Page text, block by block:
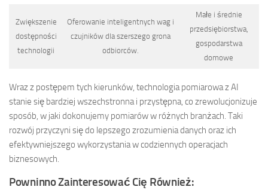
Zwiększenie
dostępności
technologii
Oferowanie inteligentnych wag i
czujników dla szerszego grona
odbiorców.
Małe i średnie
przedsiębiorstwa,
gospodarstwa
domowe
Wraz z postępem tych kierunków, technologia pomiarowa z AI
stanie się bardziej wszechstronna i przystępna, co zrewolucjonizuje
sposób, w jaki dokonujemy pomiarów w różnych branżach. Taki
rozwój przyczyni się do lepszego zrozumienia danych oraz ich
efektywniejszego wykorzystania w codziennych operacjach
biznesowych.
Powninno Zainteresować Cię Również: